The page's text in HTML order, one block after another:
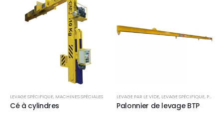
LEVAGE SPÉCIFIQUE, MACHINES SPÉCIALES
Cé à cylindres
LEVAGE PAR LE VIDE, LEVAGE SPÉCIFIQUE, PALONNIERS VENTOUSES ÉLECTRIQUES
Palonnier de levage BTP